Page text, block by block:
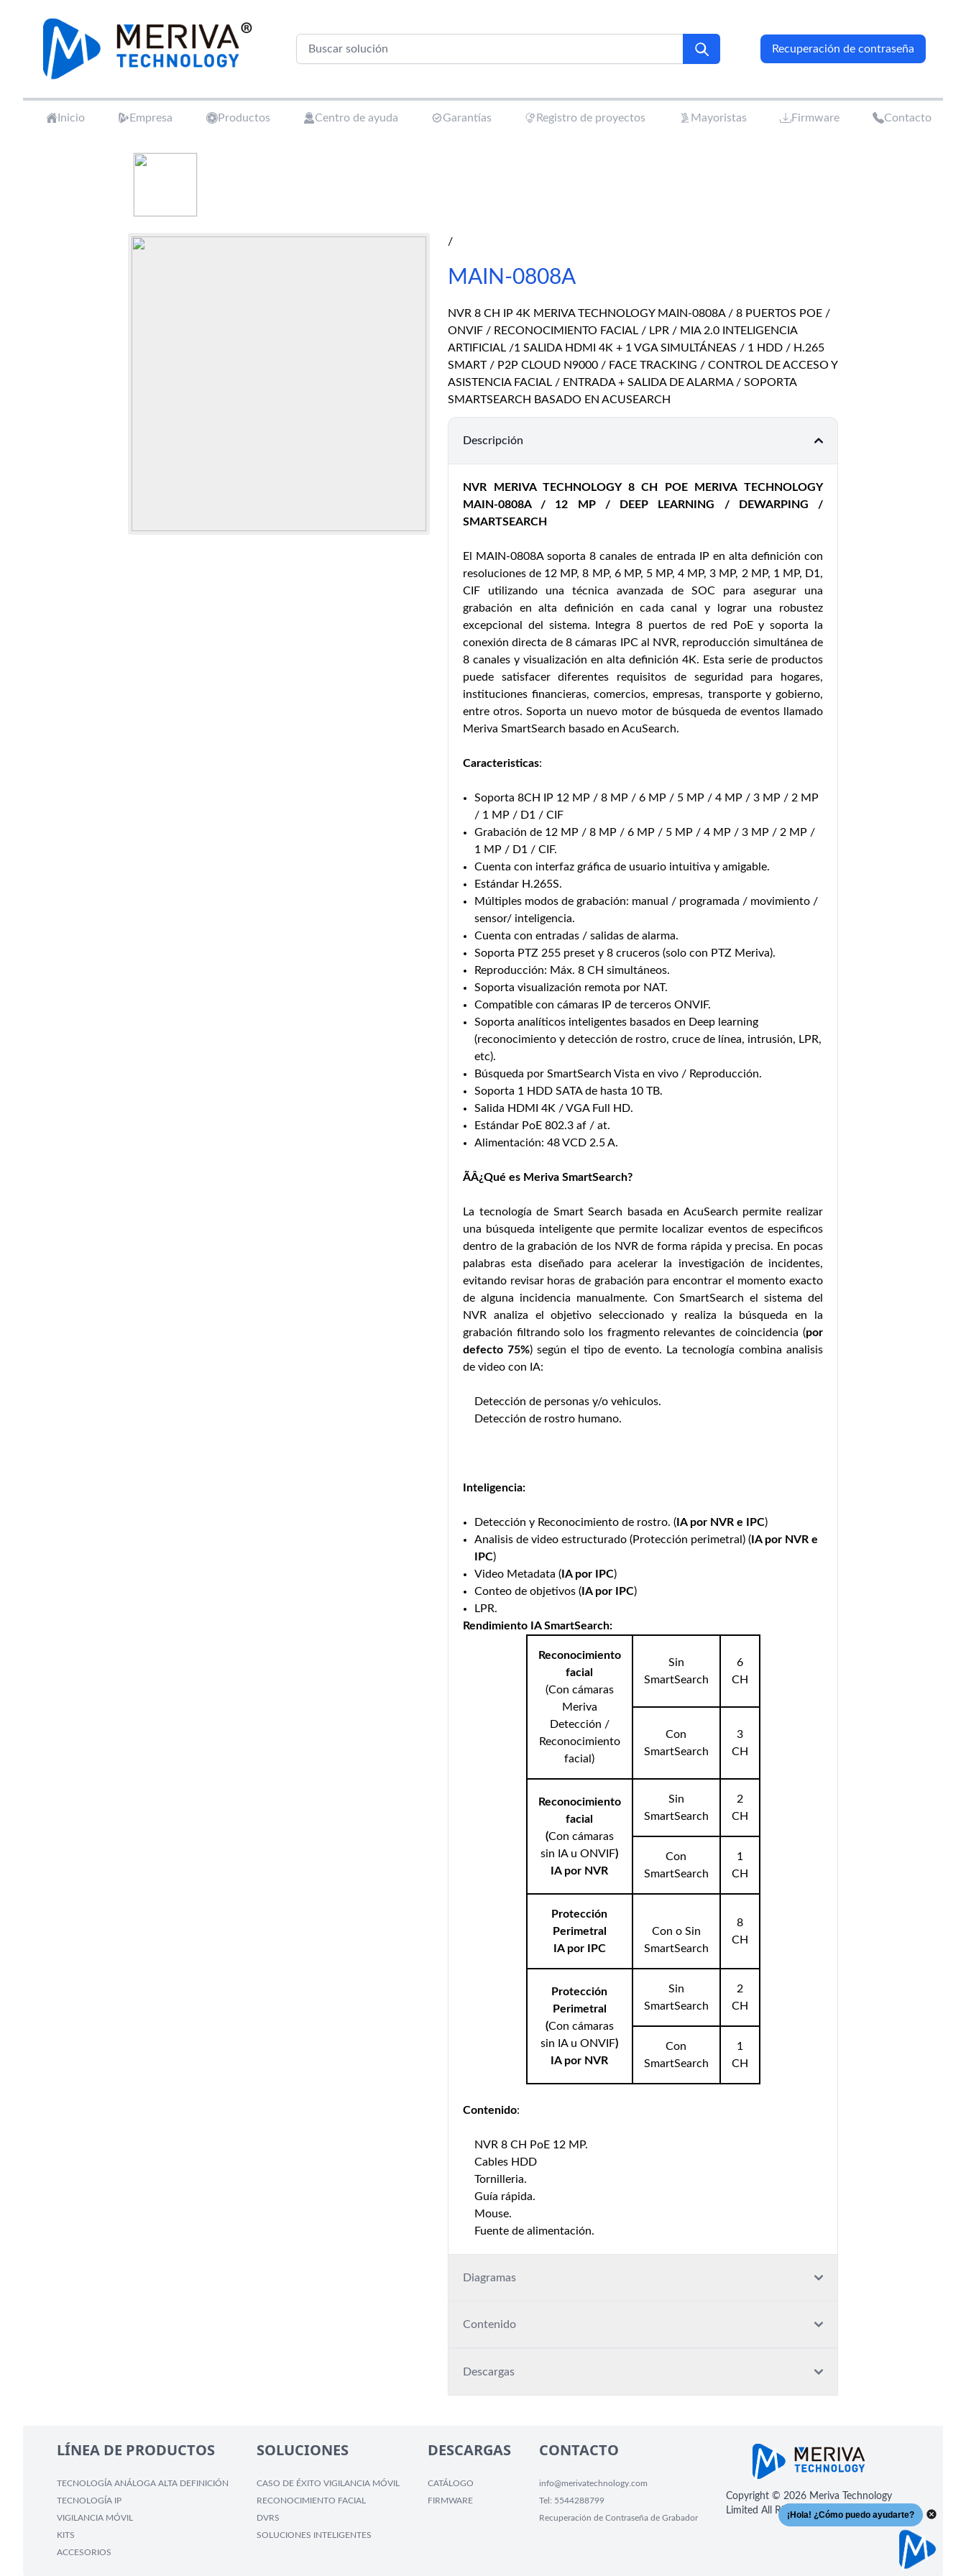
Your Company
Recuperación de contraseña
Inicio Empresa Productos Centro de ayuda Garantías Registro de proyectos Mayoristas Firmware Contacto
/
MAIN-0808A
NVR 8 CH IP 4K MERIVA TECHNOLOGY MAIN-0808A / 8 PUERTOS POE /
ONVIF / RECONOCIMIENTO FACIAL / LPR / MIA 2.0 INTELIGENCIA
ARTIFICIAL /1 SALIDA HDMI 4K + 1 VGA SIMULTÁNEAS / 1 HDD / H.265
SMART / P2P CLOUD N9000 / FACE TRACKING / CONTROL DE ACCESO Y
ASISTENCIA FACIAL / ENTRADA + SALIDA DE ALARMA / SOPORTA
SMARTSEARCH BASADO EN ACUSEARCH
Descripción
NVR MERIVA TECHNOLOGY 8 CH POE MERIVA TECHNOLOGY
MAIN-0808A / 12 MP / DEEP LEARNING / DEWARPING /
SMARTSEARCH
El MAIN-0808A soporta 8 canales de entrada IP en alta definición con
resoluciones de 12 MP, 8 MP, 6 MP, 5 MP, 4 MP, 3 MP, 2 MP, 1 MP, D1,
CIF utilizando una técnica avanzada de SOC para asegurar una
grabación en alta definición en cada canal y lograr una robustez
excepcional del sistema. Integra 8 puertos de red PoE y soporta la
conexión directa de 8 cámaras IPC al NVR, reproducción simultánea de
8 canales y visualización en alta definición 4K. Esta serie de productos
puede satisfacer diferentes requisitos de seguridad para hogares,
instituciones financieras, comercios, empresas, transporte y gobierno,
entre otros. Soporta un nuevo motor de búsqueda de eventos llamado
Meriva SmartSearch basado en AcuSearch.
Caracteristicas:
Soporta 8CH IP 12 MP / 8 MP / 6 MP / 5 MP / 4 MP / 3 MP / 2 MP
/ 1 MP / D1 / CIF
Grabación de 12 MP / 8 MP / 6 MP / 5 MP / 4 MP / 3 MP / 2 MP /
1 MP / D1 / CIF.
Cuenta con interfaz gráfica de usuario intuitiva y amigable.
Estándar H.265S.
Múltiples modos de grabación: manual / programada / movimiento /
sensor/ inteligencia.
Cuenta con entradas / salidas de alarma.
Soporta PTZ 255 preset y 8 cruceros (solo con PTZ Meriva).
Reproducción: Máx. 8 CH simultáneos.
Soporta visualización remota por NAT.
Compatible con cámaras IP de terceros ONVIF.
Soporta analíticos inteligentes basados en Deep learning
(reconocimiento y detección de rostro, cruce de línea, intrusión, LPR,
etc).
Búsqueda por SmartSearch Vista en vivo / Reproducción.
Soporta 1 HDD SATA de hasta 10 TB.
Salida HDMI 4K / VGA Full HD.
Estándar PoE 802.3 af / at.
Alimentación: 48 VCD 2.5 A.
ÃÂ¿Qué es Meriva SmartSearch?
La tecnología de Smart Search basada en AcuSearch permite realizar
una búsqueda inteligente que permite localizar eventos de especificos
dentro de la grabación de los NVR de forma rápida y precisa. En pocas
palabras esta diseñado para acelerar la investigación de incidentes,
evitando revisar horas de grabación para encontrar el momento exacto
de alguna incidencia manualmente. Con SmartSearch el sistema del
NVR analiza el objetivo seleccionado y realiza la búsqueda en la
grabación filtrando solo los fragmento relevantes de coincidencia (por
defecto 75%) según el tipo de evento. La tecnología combina analisis
de video con IA:
Detección de personas y/o vehiculos.
Detección de rostro humano.
Inteligencia:
Detección y Reconocimiento de rostro. ( IA por NVR e IPC)
Analisis de video estructurado (Protección perimetral) ( IA por NVR e
IPC)
Video Metadata ( IA por IPC)
Conteo de objetivos ( IA por IPC)
LPR.
Rendimiento IA SmartSearch:
Reconocimiento
facial
(Con cámaras
Meriva
Detección /
Reconocimiento
facial)
Sin
SmartSearch
6
CH
Con
SmartSearch
3
CH
Reconocimiento
facial
(Con cámaras
sin IA u ONVIF)
IA por NVR
Sin
SmartSearch
2
CH
Con
SmartSearch
1
CH
Protección
Perimetral
IA por IPC
Con o Sin
SmartSearch
8
CH
Protección
Perimetral
(Con cámaras
sin IA u ONVIF)
IA por NVR
Sin
SmartSearch
2
CH
Con
SmartSearch
1
CH
Contenido:
NVR 8 CH PoE 12 MP.
Cables HDD
Tornilleria.
Guía rápida.
Mouse.
Fuente de alimentación.
Diagramas
Contenido
Descargas
LÍNEA DE PRODUCTOS
TECNOLOGÍA ANÁLOGA ALTA DEFINICIÓN
TECNOLOGÍA IP
VIGILANCIA MÓVIL
KITS
ACCESORIOS
SOLUCIONES
CASO DE ÉXITO VIGILANCIA MÓVIL
RECONOCIMIENTO FACIAL
DVRS
SOLUCIONES INTELIGENTES
DESCARGAS
CATÁLOGO
FIRMWARE
CONTACTO
info@merivatechnology.com
Tel: 5544288799
Recuperación de Contraseña de Grabador
Copyright © 2026 Meriva Technology
Limited All Rights Reserved